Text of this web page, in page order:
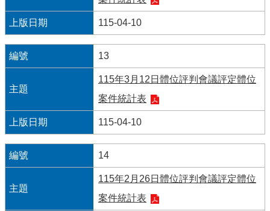
們
115-04-10
13
115年3月12日體位評判會議評定體位
案件統計表
115-04-10
14
115年2月26日體位評判會議評定體位
案件統計表